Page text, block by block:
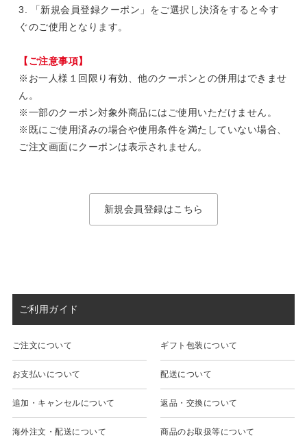
3. 「新規会員登録クーポン」をご選択し決済をすると今す
ぐのご使用となります。
【ご注意事項】
※お一人様１回限り有効、他のクーポンとの併用はできませ
ん。
※一部のクーポン対象外商品にはご使用いただけません。
※既にご使用済みの場合や使用条件を満たしていない場合、
ご注文画面にクーポンは表示されません。
新規会員登録はこちら
ご利用ガイド
ご注文について ギフト包装について
お支払いについて 配送について
追加・キャンセルについて 返品・交換について
海外注文・配送について 商品のお取扱等について